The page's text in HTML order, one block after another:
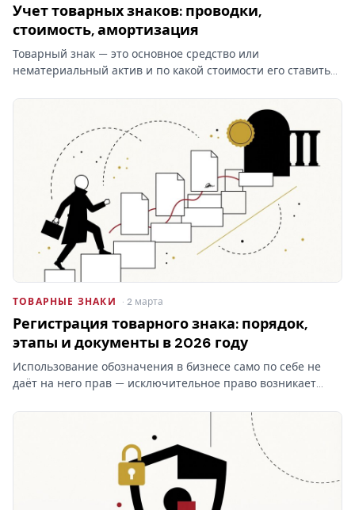
Учет товарных знаков: проводки,
стоимость, амортизация
Товарный знак — это основное средство или
нематериальный актив и по какой стоимости его ставить
при отказе Роспатента затраты на учёт товарных знаков
ТОВАРНЫЕ ЗНАКИ · 2 марта
Регистрация товарного знака: порядок,
этапы и документы в 2026 году
Использование обозначения в бизнесе само по себе не
даёт на него прав — исключительное право возникает
Разбираем этапы процедуры, документы, пошлины и